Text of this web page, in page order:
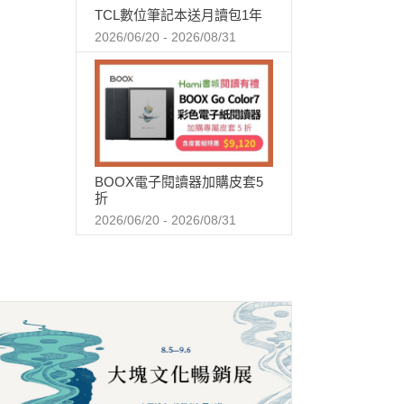
TCL數位筆記本送月讀包1年
2026/06/20 - 2026/08/31
BOOX電子閱讀器加購皮套5
折
2026/06/20 - 2026/08/31